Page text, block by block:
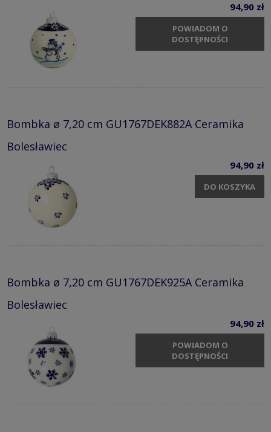
94,90 zł
POWIADOM O
DOSTĘPNOŚCI
Bombka ø 7,20 cm GU1767DEK882A Ceramika
Bolesławiec
94,90 zł
DO KOSZYKA
Bombka ø 7,20 cm GU1767DEK925A Ceramika
Bolesławiec
94,90 zł
POWIADOM O
DOSTĘPNOŚCI